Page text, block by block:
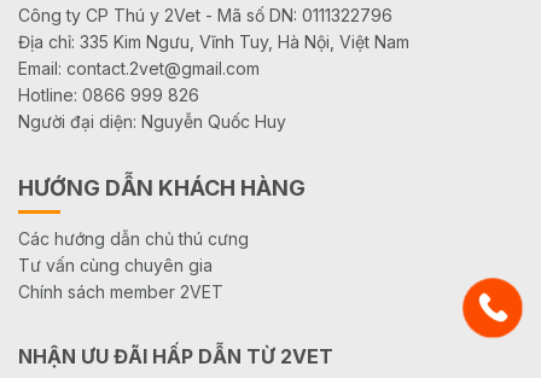
Công ty CP Thú y 2Vet - Mã số DN: 0111322796
Địa chỉ: 335 Kim Ngưu, Vĩnh Tuy, Hà Nội, Việt Nam
Email: contact.2vet@gmail.com
Hotline: 0866 999 826
Người đại diện: Nguyễn Quốc Huy
HƯỚNG DẪN KHÁCH HÀNG
Các hướng dẫn chủ thú cưng
Tư vấn cùng chuyên gia
Chính sách member 2VET
NHẬN ƯU ĐÃI HẤP DẪN TỪ 2VET